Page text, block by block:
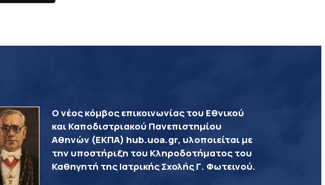
Ο νέος κόμβος επικοινωνίας του Εθνικού
και Καποδιστριακού Πανεπιστημίου
Αθηνών (ΕΚΠΑ) hub.uoa.gr, υλοποιείται με
την υποστήριξη του Κληροδοτήματος του
Καθηγητή της Ιατρικής Σχολής Γ. Φωτεινού.